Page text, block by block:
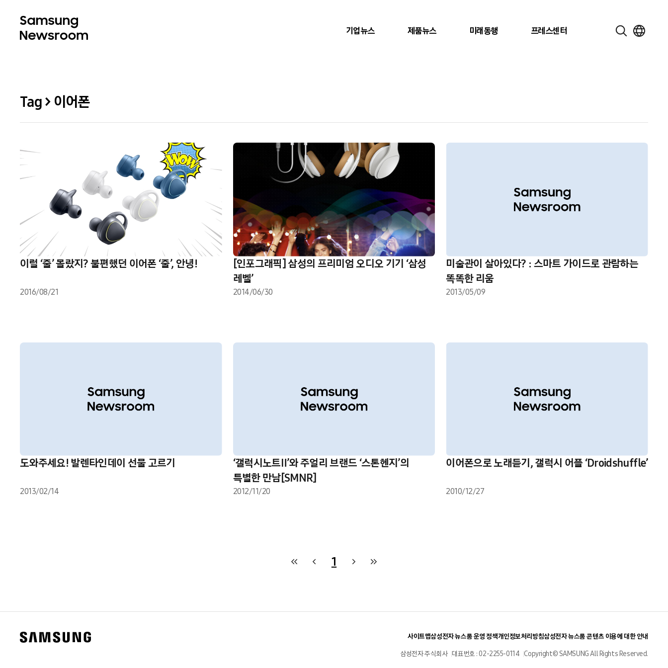
기업뉴스 제품뉴스 미래동행 프레스센터
Tag > 이어폰
이럴 ‘줄’ 몰랐지? 불편했던 이어폰 ‘줄’, 안녕!
2016/08/21
[인포그래픽] 삼성의 프리미엄 오디오 기기 ‘삼성
레벨’
2014/06/30
미술관이 살아있다? : 스마트 가이드로 관람하는
똑똑한 리움
2013/05/09
도와주세요! 발렌타인데이 선물 고르기
2013/02/14
‘갤럭시노트Ⅱ’와 주얼리 브랜드 ‘스톤헨지’의
특별한 만남[SMNR]
2012/11/20
이어폰으로 노래듣기, 갤럭시 어플 ‘Droidshuffle’
2010/12/27
1
사이트맵삼성전자 뉴스룸 운영 정책개인정보처리방침삼성전자 뉴스룸 콘텐츠 이용에 대한 안내
삼성전자 주식회사 대표번호 : 02-2255-0114 Copyright© SAMSUNG All Rights Reserved.